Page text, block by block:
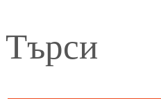
Търси